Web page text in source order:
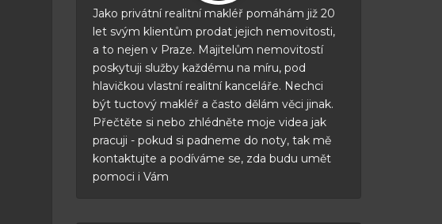
Jako privátní realitní makléř pomáhám již 20
let svým klientům prodat jejich nemovitosti,
a to nejen v Praze. Majitelům nemovitostí
poskytuji služby každému na míru, pod
hlavičkou vlastní realitní kanceláře. Nechci
být tuctový makléř a často dělám věci jinak.
Přečtěte si nebo zhlédněte moje videa jak
pracuji - pokud si padneme do noty, tak mě
kontaktujte a podíváme se, zda budu umět
pomoci i Vám